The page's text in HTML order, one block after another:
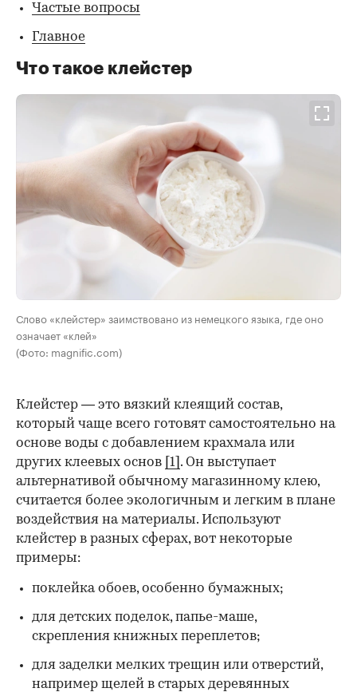
Частые вопросы
Главное
Что такое клейстер
Слово «клейстер» заимствовано из немецкого языка, где оно
означает «клей»
(Фото: magnific.com)
00:00 / 00:00
Клейстер — это вязкий клеящий состав,
который чаще всего готовят самостоятельно на
основе воды с добавлением крахмала или
других клеевых основ [1] . Он выступает
альтернативой обычному магазинному клею,
считается более экологичным и легким в плане
воздействия на материалы. Используют
клейстер в разных сферах, вот некоторые
примеры:
поклейка обоев, особенно бумажных;
для детских поделок, папье-маше,
скрепления книжных переплетов;
для заделки мелких трещин или отверстий,
например щелей в старых деревянных